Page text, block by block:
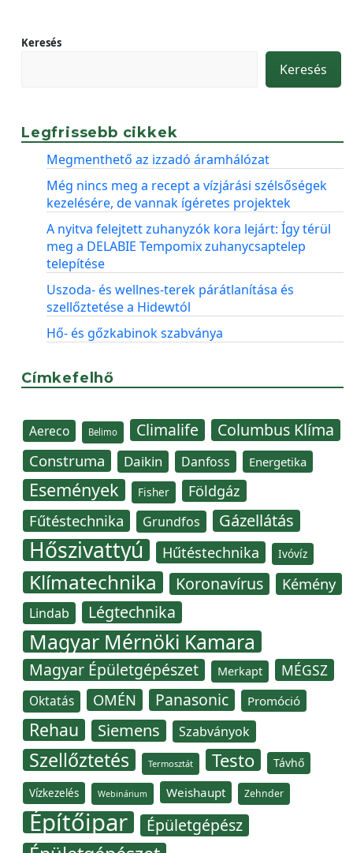
Keresés
Keresés
Legfrissebb cikkek
Megmenthető az izzadó áramhálózat
Még nincs meg a recept a vízjárási szélsőségek
kezelésére, de vannak ígéretes projektek
A nyitva felejtett zuhanyzók kora lejárt: Így térül
meg a DELABIE Tempomix zuhanycsaptelep
telepítése
Uszoda- és wellnes-terek párátlanítása és
szellőztetése a Hidewtól
Hő- és gőzkabinok szabványa
Címkefelhő
Aereco Belimo Climalife Columbus Klíma
Construma Daikin Danfoss Energetika
Események Fisher Földgáz
Fűtéstechnika Grundfos Gázellátás
Hőszivattyú Hűtéstechnika Ivóvíz
Klímatechnika Koronavírus Kémény
Lindab Légtechnika
Magyar Mérnöki Kamara
Magyar Épületgépészet Merkapt MÉGSZ
Oktatás OMÉN Panasonic Promóció
Rehau Siemens Szabványok
Szellőztetés Termosztát Testo Távhő
Vízkezelés Webinárium Weishaupt Zehnder
Építőipar Épületgépész